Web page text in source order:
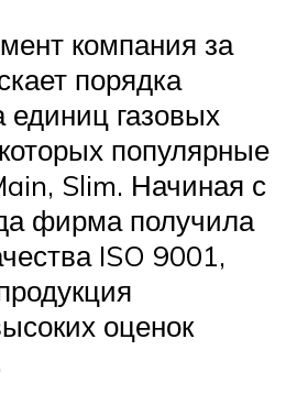
компания за
порядка
газовых
популярные
Slim. Начиная с
фирма получила
ISO 9001,
оценок